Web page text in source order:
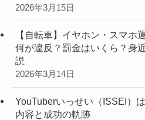
2026年3月15日
【自転車】イヤホン・スマホ
何が違反？罰金はいくら？身
説
2026年3月14日
YouTuberいっせい（ISSEI）
内容と成功の軌跡